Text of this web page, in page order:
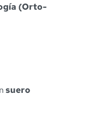
(Orto-
suero